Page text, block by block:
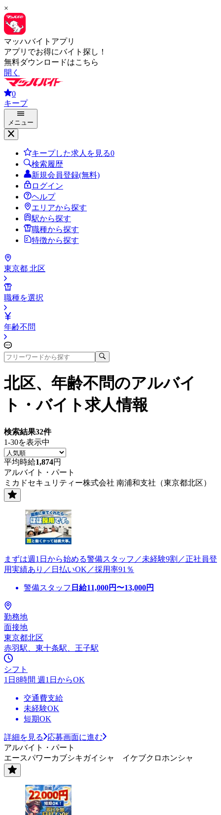
×
マッハバイトアプリ
アプリでお得にバイト探し！
無料ダウンロードはこちら
開く
0
キープ
メニュー
キープした求人を見る0
検索履歴
新規会員登録(無料)
ログイン
ヘルプ
エリアから探す
駅から探す
職種から探す
特徴から探す
東京都 北区
職種を選択
年齢不問
北区、年齢不問のアルバイ
ト・バイト求人情報
検索結果32件
1-30を表示中
平均時給1,874円
アルバイト・パート
ミカドセキュリティー株式会社 南浦和支社（東京都北区）
まずは週1日から始める警備スタッフ／未経験9割／正社員登
用実績あり／日払いOK／採用率91％
警備スタッフ 日給11,000円〜13,000円
勤務地
面接地
東京都北区
赤羽駅、東十条駅、王子駅
シフト
1日8時間 週1日からOK
交通費支給
未経験OK
短期OK
詳細を見る
応募画面に進む
アルバイト・パート
エースパワーカブシキガイシャ イケブクロホンシャ